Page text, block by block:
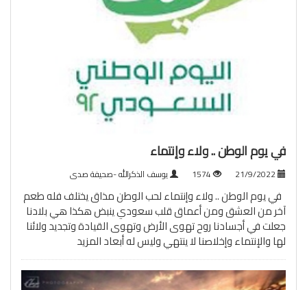
في يوم الوطن .. ولاء وإنتماء
1574 يوسف الذكرالله -صحيفة صدى
في يوم الوطن .. ولاء وإنتماء لحب الوطن مذاق يختلف فله طعم
آخر من العشق ومن أعماق قلب سعودي ينبض هكذا هي بلادنا
جعلت في أجسادنا روح تهوى الأرض وتهوى القيادة وتجديد ولائنا
لها والإنتماء وإخلاصنا لا ينتهي وليس له أبعادالمزيد